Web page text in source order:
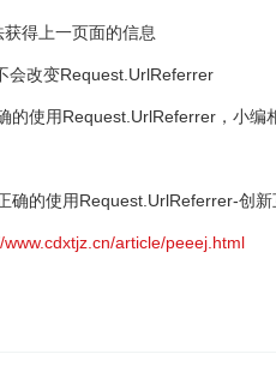
得上一页面的信息
会改变Request.UrlReferrer
的使用Request.UrlReferrer，小编
确的使用Request.UrlReferrer-创新
www.cdxtjz.cn/article/peeej.html